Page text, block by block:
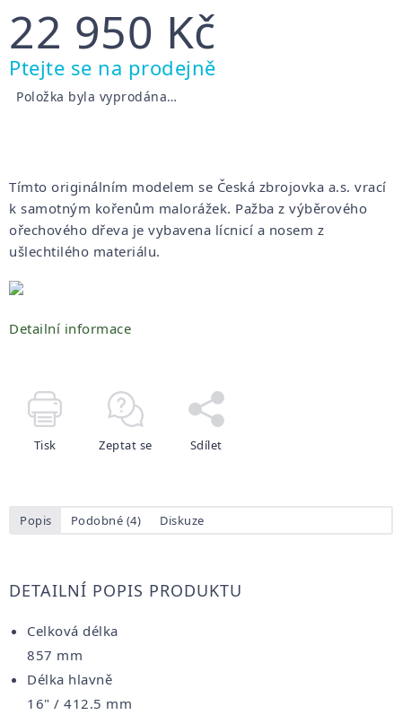
22 950 Kč
Měrná
cena:
Ptejte se na prodejně
Položka byla vyprodána…
Tímto originálním modelem se Česká zbrojovka a.s. vrací
k samotným kořenům malorážek. Pažba z výběrového
ořechového dřeva je vybavena lícnicí a nosem z
ušlechtilého materiálu.
Detailní informace
Tisk Zeptat se Sdílet
Popis Podobné (4) Diskuze
DETAILNÍ POPIS PRODUKTU
Celková délka
857 mm
Délka hlavně
16" / 412.5 mm